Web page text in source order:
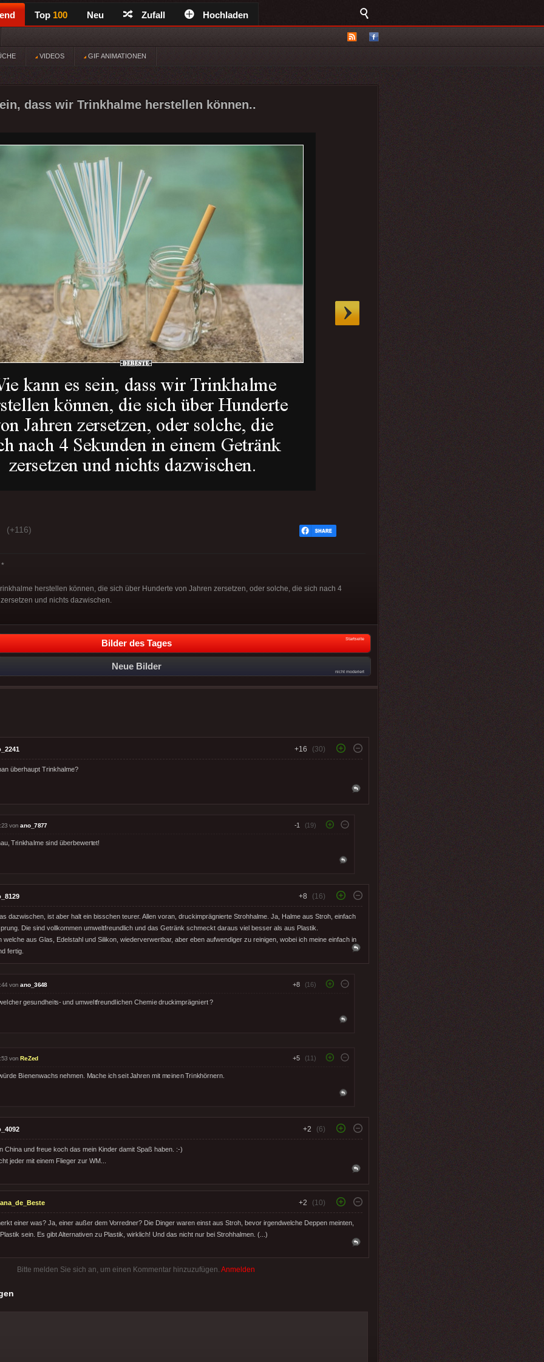
Top 100 Neu Zufall Hochladen
VIDEOS GIF ANIMATIONEN
dass wir Trinkhalme herstellen können..
(+116)
herstellen können, die sich über Hunderte von Jahren zersetzen, oder solche, die sich nach 4
und nichts dazwischen.
Bilder des Tages Startseite
Neue Bilder
nicht moderiert
+16 (30)
überhaupt Trinkhalme?
vonano_7877 -1 (19)
Trinkhalme sind überbewertet!
+8 (16)
dazwischen, ist aber halt ein bisschen teurer. Allen voran, druckimprägnierte Strohhalme. Ja, Halme aus Stroh, einfach
Die sind vollkommen umweltfreundlich und das Getränk schmeckt daraus viel besser als aus Plastik.
welche aus Glas, Edelstahl und Silikon, wiederverwertbar, aber eben aufwendiger zu reinigen, wobei ich meine einfach in
fertig.
vonano_3648 +8 (16)
gesundheits- und umweltfreundlichen Chemie druckimprägniert ?
vonReZed +5 (11)
Bienenwachs nehmen. Mache ich seit Jahren mit meinen Trinkhörnern.
+2 (6)
China und freue koch das mein Kinder damit Spaß haben. :-)
jeder mit einem Flieger zur WM...
+2 (10)
einer was? Ja, einer außer dem Vorredner? Die Dinger waren einst aus Stroh, bevor irgendwelche Deppen meinten,
sein. Es gibt Alternativen zu Plastik, wirklich! Und das nicht nur bei Strohhalmen. (...)
Bitte melden Sie sich an, um einen Kommentar hinzuzufügen. Anmelden